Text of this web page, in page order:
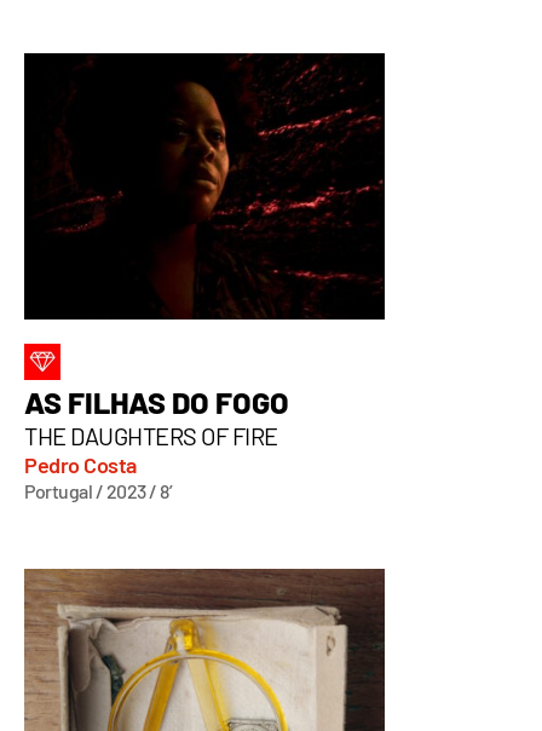
AS FILHAS DO FOGO
THE DAUGHTERS OF FIRE
Pedro Costa
Portugal / 2023 / 8’